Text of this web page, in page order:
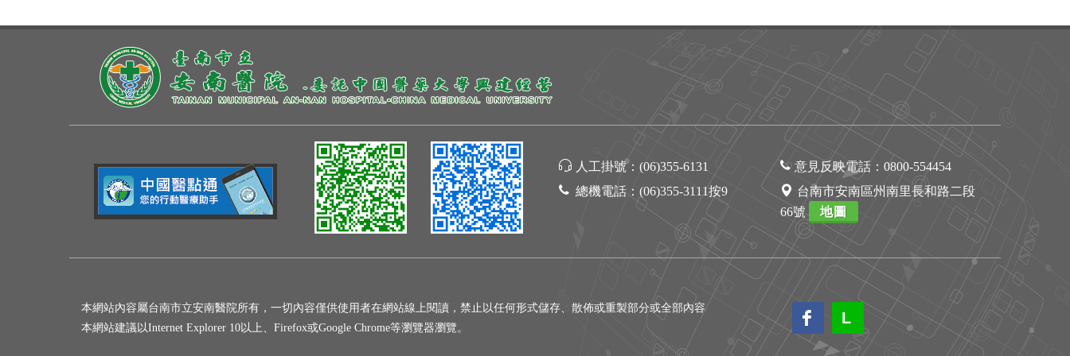
人工掛號： (06)355-6131
總機電話： (06)355-3111按9
意見反映電話： 0800-554454
台南市安南區州南里長和路二段
66號
地圖
本網站內容屬台南市立安南醫院所有，一切內容僅供使用者在網站線上閱讀，禁止以任何形式儲存、散佈或重製部分或全部內容
本網站建議以Internet Explorer 10以上、Firefox或Google Chrome等瀏覽器瀏覽。
L
L